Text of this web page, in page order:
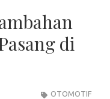
di
OTOMOTIF